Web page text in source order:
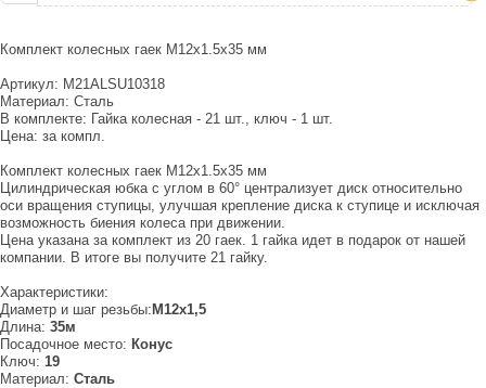
Комплект колесных гаек M12x1.5x35 мм
Артикул: M21ALSU10318
Материал: Сталь
В комплекте: Гайка колесная - 21 шт., ключ - 1 шт.
Цена: за компл.
Комплект колесных гаек M12x1.5x35 мм
Цилиндрическая юбка с углом в 60° централизует диск относительно
оси вращения ступицы, улучшая крепление диска к ступице и исключая
возможность биения колеса при движении.
Цена указана за комплект из 20 гаек. 1 гайка идет в подарок от нашей
компании. В итоге вы получите 21 гайку.
Характеристики:
Диаметр и шаг резьбы: М12х1,5
Длина: 35м
Посадочное место: Конус
Ключ: 19
Материал: Сталь